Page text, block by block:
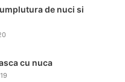
de nuci si
cu nuca